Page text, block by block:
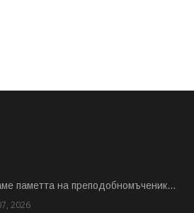
паметта на преподобномъченик...
2026